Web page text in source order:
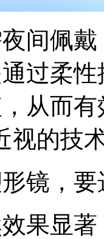
间佩
过柔
从而
视的技
镜，
果显